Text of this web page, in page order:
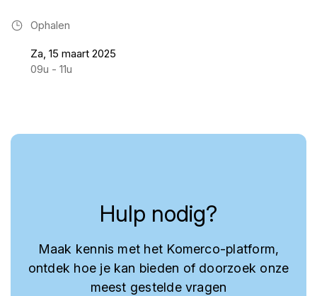
Ophalen
Za, 15 maart 2025
09u - 11u
Hulp nodig?
Maak kennis met het Komerco-platform,
ontdek hoe je kan bieden of doorzoek onze
meest gestelde vragen